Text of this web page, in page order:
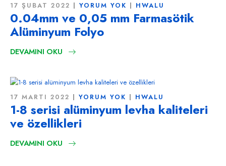
17 ŞUBAT 2022 YORUM YOK HWALU
0.04mm ve 0,05 mm Farmasötik
Alüminyum Folyo
DEVAMINI OKU
17 MARTI 2022 YORUM YOK HWALU
1-8 serisi alüminyum levha kaliteleri
ve özellikleri
DEVAMINI OKU